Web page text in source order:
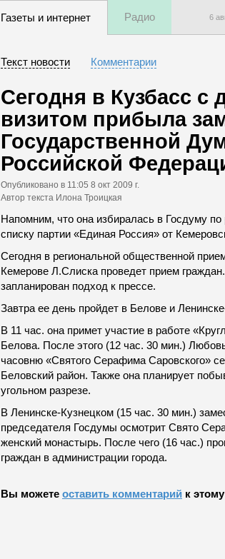
Газеты и интернет Радио 6
Текст новости Комментарии
Сегодня в Кузбасс
визитом прибыла
Государственной
Российской
Опубликовано в 11:05 8 окт 2009 г.
Автор текста Илона Троицкая
Напомним, что она избиралась в Госдуму по
списку партии «Единая Россия» от
Сегодня в региональной общественной
Кемерове Л.Слиска проведет прием
запланирован подход к прессе.
Завтра ее день пройдет в Белове и
В 11 час. она примет участие в работе
Белова. После этого (12 час. 30 мин.)
часовню «Святого Серафима Саровского»
Беловский район. Также она планирует
угольном разрезе.
В Ленинске-Кузнецком (15 час. 30 мин.)
председателя Госдумы осмотрит Свято
женский монастырь. После чего (16 час.)
граждан в администрации города.
Вы можете оставить комментарий к